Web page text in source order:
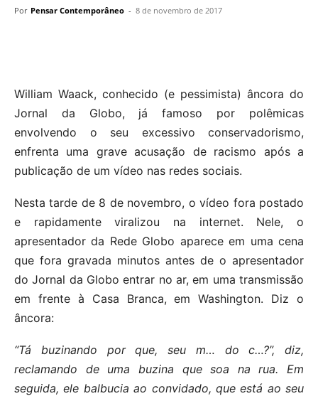
Por Pensar Contemporâneo - 8 de novembro de 2017
William Waack, conhecido (e pessimista) âncora do
Jornal da Globo, já famoso por polêmicas
envolvendo o seu excessivo conservadorismo,
enfrenta uma grave acusação de racismo após a
publicação de um vídeo nas redes sociais.
Nesta tarde de 8 de novembro, o vídeo fora postado
e rapidamente viralizou na internet. Nele, o
apresentador da Rede Globo aparece em uma cena
que fora gravada minutos antes de o apresentador
do Jornal da Globo entrar no ar, em uma transmissão
em frente à Casa Branca, em Washington. Diz o
âncora:
“Tá buzinando por que, seu m… do c…?”, diz,
reclamando de uma buzina que soa na rua. Em
seguida, ele balbucia ao convidado, que está ao seu